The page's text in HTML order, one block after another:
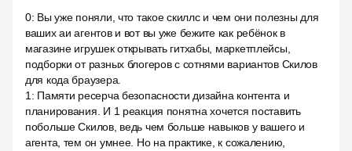
0: Вы уже поняли, что такое скиллс и чем они полезны для
ваших аи агентов и вот вы уже бежите как ребёнок в
магазине игрушек открывать гитхабы, маркетплейсы,
подборки от разных блогеров с сотнями вариантов Скилов
для кода браузера.
1 : Памяти ресерча безопасности дизайна контента и
планирования. И 1 реакция понятна хочется поставить
побольше Скилов, ведь чем больше навыков у вашего и
агента, тем он умнее. Но на практике, к сожалению,